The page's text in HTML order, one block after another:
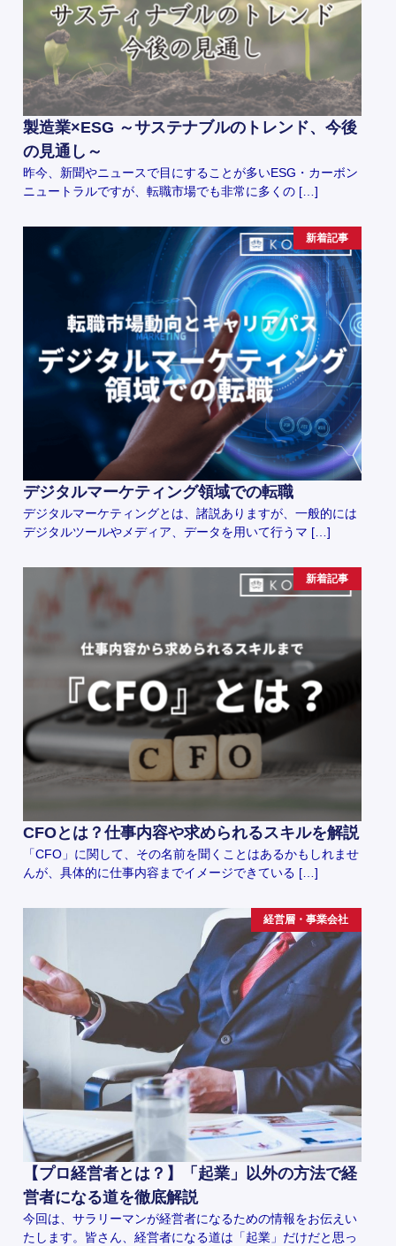
製造業×ESG ～サステナブルのトレンド、今後
の見通し～
昨今、新聞やニュースで目にすることが多いESG・カーボン
ニュートラルですが、転職市場でも非常に多くの […]
新着記事
デジタルマーケティング領域での転職
デジタルマーケティングとは、諸説ありますが、一般的には
デジタルツールやメディア、データを用いて行うマ […]
新着記事
CFOとは？仕事内容や求められるスキルを解説
「CFO」に関して、その名前を聞くことはあるかもしれませ
んが、具体的に仕事内容までイメージできている […]
経営層・事業会社
【プロ経営者とは？】「起業」以外の方法で経
営者になる道を徹底解説
今回は、サラリーマンが経営者になるための情報をお伝えい
たします。皆さん、経営者になる道は「起業」だけだと思っ